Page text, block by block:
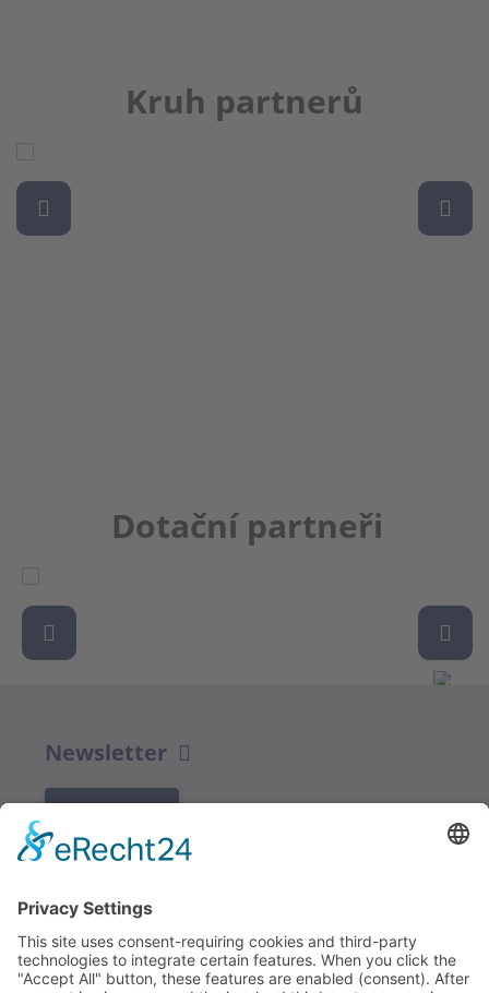
Kruh partnerů
Dotační partneři
Newsletter
Redakce bbkult.net
Centrum Bavaria Bohemia (CeBB)
Dr. Veronika Hofinger
Freyung 1, 92539 Schönsee